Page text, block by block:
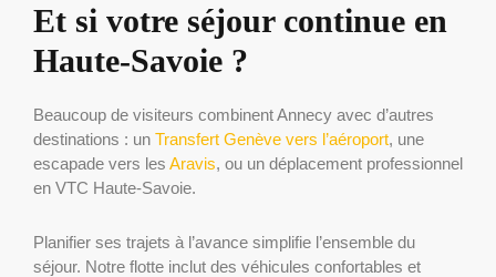
Et si votre séjour continue en
Haute-Savoie ?
Beaucoup de visiteurs combinent Annecy avec d’autres
destinations : un Transfert Genève vers l’aéroport, une
escapade vers les Aravis, ou un déplacement professionnel
en VTC Haute-Savoie.
Planifier ses trajets à l’avance simplifie l’ensemble du
séjour. Notre flotte inclut des véhicules confortables et